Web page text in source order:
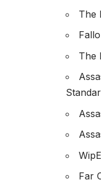
The
The
Far